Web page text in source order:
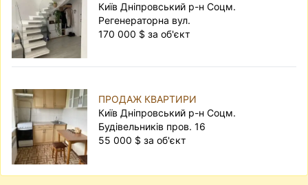
Київ Дніпровський р-н Соцм.
Регенераторна вул.
170 000 $ за об'єкт
ПРОДАЖ КВАРТИРИ
Київ Дніпровський р-н Соцм.
Будівельників пров. 16
55 000 $ за об'єкт